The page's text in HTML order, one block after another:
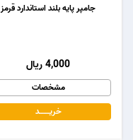
جامپر پایه بلند استاندارد قرمز
4,000 ریال
مشخصات
خریـــــــد